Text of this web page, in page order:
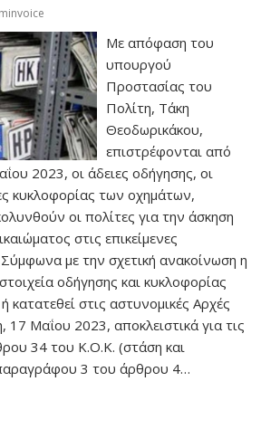
Με απόφαση του
υπουργού
Προστασίας του
Πολίτη, Τάκη
Θεοδωρικάκου,
επιστρέφονται από
2023, οι άδειες οδήγησης, οι
κυκλοφορίας των οχημάτων,
οι πολίτες για την άσκηση
στις επικείμενες
Σύμφωνα με την σχετική ανακοίνωση η
οδήγησης και κυκλοφορίας
κατατεθεί στις αστυνομικές Αρχές
17 Μαΐου 2023, αποκλειστικά για τις
34 του Κ.Ο.Κ. (στάση και
3 του άρθρου 4…